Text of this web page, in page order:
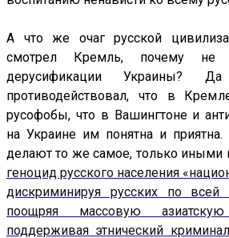
А что же очаг русской
смотрел Кремль, почему не
дерусификации Украины?
противодействовал, что в
русофобы, что в Вашингтоне и
на Украине им понятна и
делают то же самое, только иными
геноцид русского населения
дискриминируя русских по всей
поощряя массовую
поддерживая этнический криминал